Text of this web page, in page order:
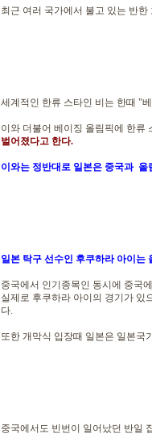
최근 여러 국가에서 불고 있는 반
세계적인 한류 스타인 비는 한때 "
이와 더불어 베이징 올림픽에 한
벌어졌다고 한다.
이와는 정반대로 일본은 중국과
일본 탁구 선수인 후쿠하라 아이는
중국에서 인기종목인 동시에 중국
실제로 후쿠하라 아이의 경기가 있
다.
또한 개막식 입장때 일본은 일본국
중국에서도 빈번이 일어났던 반일